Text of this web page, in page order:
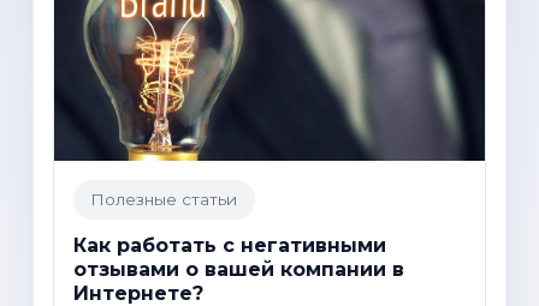
Полезные статьи
Как работать с негативными
отзывами о вашей компании в
Интернете?